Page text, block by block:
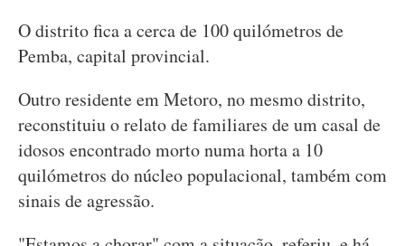
O distrito fica a cerca de 100 quilómetros de
Pemba, capital provincial.
Outro residente em Metoro, no mesmo distrito,
reconstituiu o relato de familiares de um casal de
idosos encontrado morto numa horta a 10
quilómetros do núcleo populacional, também com
sinais de agressão.